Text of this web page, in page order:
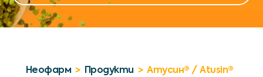
Неофарм> Продукти> Атусин® / Atusin®